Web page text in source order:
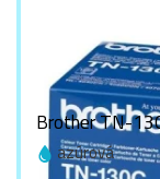
Brother TN-
azúrová